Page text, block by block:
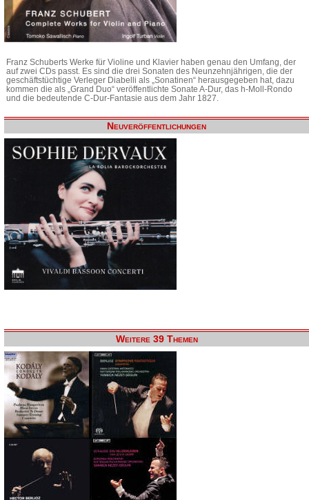
Franz Schuberts Werke für Violine und Klavier haben genau den Umfang, der
auf zwei CDs passt. Es sind die drei Sonaten des Neunzehnjährigen, die der
geschäftstüchtige Verleger Diabelli als „Sonatinen“ herausgegeben hat, dazu
kommen die als „Grand Duo“ veröffentlichte Sonate A-Dur, das h-Moll-Rondo
und die bedeutende C-Dur-Fantasie aus dem Jahr 1827.
Neuveröffentlichungen
Weitere 39 Themen